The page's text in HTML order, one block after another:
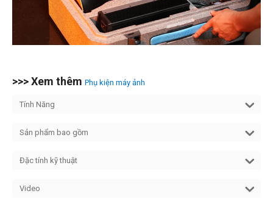
>>> Xem thêm Phụ kiện máy ảnh
Tính Năng
Sản phẩm bao gồm
Đặc tính kỹ thuật
Video